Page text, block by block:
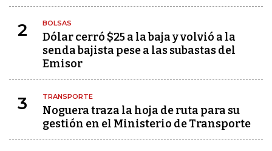
2 BOLSAS
Dólar cerró $25 a la baja y volvió a la
senda bajista pese a las subastas del
Emisor
3 TRANSPORTE
Noguera traza la hoja de ruta para su
gestión en el Ministerio de Transporte